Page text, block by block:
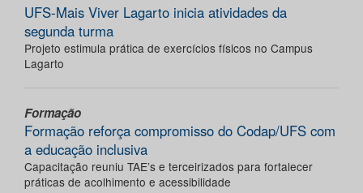
UFS-Mais Viver Lagarto inicia atividades da
segunda turma
Projeto estimula prática de exercícios físicos no Campus
Lagarto
Formação
Formação reforça compromisso do Codap/UFS com
a educação inclusiva
Capacitação reuniu TAE’s e terceirizados para fortalecer
práticas de acolhimento e acessibilidade